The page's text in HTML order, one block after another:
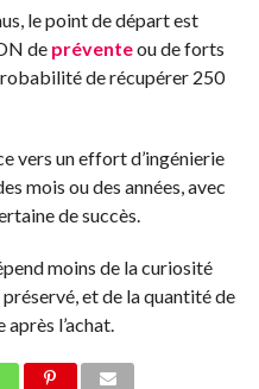
le point de départ est
de préventeou de forts
de récupérer 250
vers un effort d’ingénierie
mois ou des années, avec
de succès.
moins de la curiosité
et de la quantité de
l’achat.